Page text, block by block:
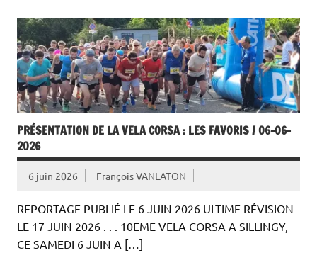
PRÉSENTATION DE LA VELA CORSA : LES FAVORIS / 06-06-
2026
6 juin 2026 François VANLATON
REPORTAGE PUBLIÉ LE 6 JUIN 2026 ULTIME RÉVISION
LE 17 JUIN 2026 . . . 10EME VELA CORSA A SILLINGY,
CE SAMEDI 6 JUIN A […]